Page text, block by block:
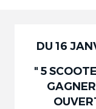
DU 16
" 5